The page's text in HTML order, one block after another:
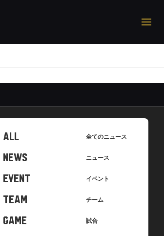
ALL 全てのニュース
NEWS ニュース
EVENT イベント
TEAM チーム
GAME 試合